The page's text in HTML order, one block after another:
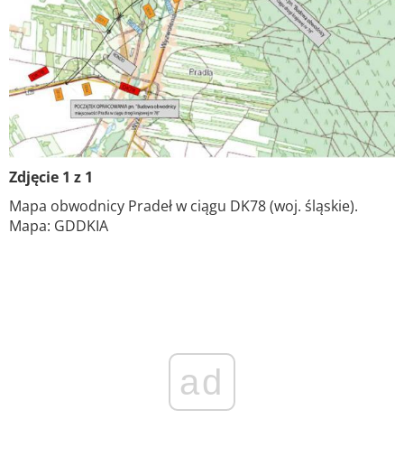
Zdjęcie 1 z 1
Mapa obwodnicy Pradeł w ciągu DK78 (woj. śląskie).
Mapa: GDDKIA
ad